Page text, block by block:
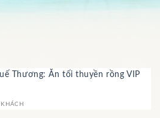
Thương: Ăn tối thuyền rồng VIP